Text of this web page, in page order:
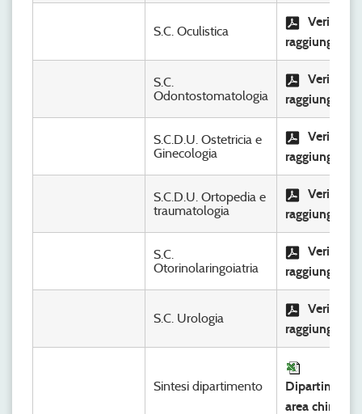
S.C. Oculistica
Verifica
S.C.
Odontostomatologia
Verifica
S.C.D.U. Ostetricia e
Ginecologia
Verifica
S.C.D.U. Ortopedia e
traumatologia
Verifica
S.C.
Otorinolaringoiatria
Verifica
S.C. Urologia
Verifica
Sintesi dipartimento
Dipartimento
area